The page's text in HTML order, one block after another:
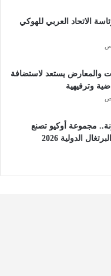
الاتحاد العربي للهوكي
والمعارض يستعد لاستضافة
وترفيهية
مجموعة أوكيو تصنع
الدولية 2026